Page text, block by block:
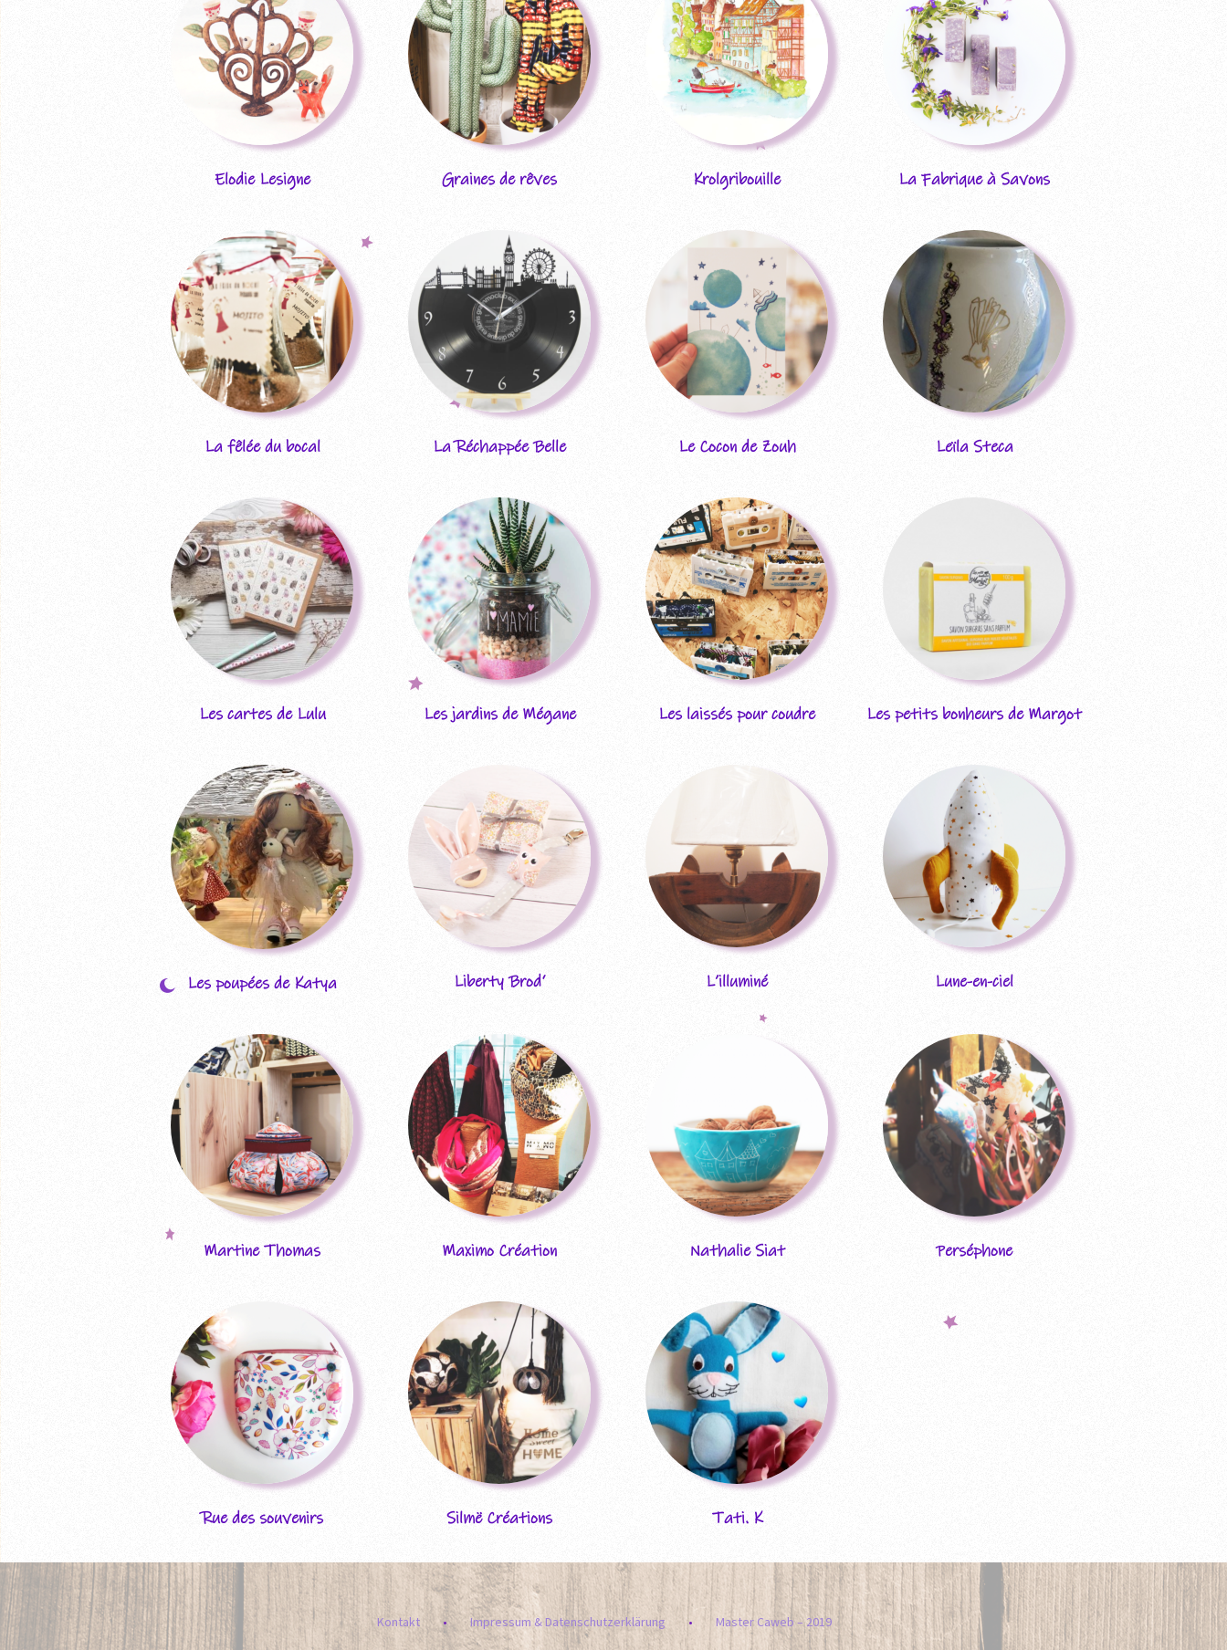
Elodie Lesigne Graines de rêves Krolgribouille La Fabrique à Savons
La fêlée du bocal La Réchappée Belle Le Cocon de Zouh Leïla Steca
Les cartes de Lulu Les jardins de Mégane Les laissés pour coudre Les petits bonheurs de Margot
Les poupées de Katya Liberty Brod‘ L’illuminé Lune-en-ciel
Martine Thomas Maximo Création Nathalie Siat Perséphone
Rue des souvenirs Silmë Créations Tati. K
Kontakt Impressum & Datenschutzerklärung Master Caweb – 2019